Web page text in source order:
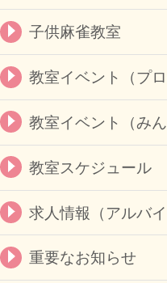
子供麻雀教室
教室イベント（プロ
教室イベント（みん
教室スケジュール
求人情報（アルバイ
重要なお知らせ